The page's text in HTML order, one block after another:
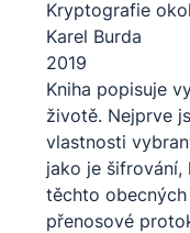
Kryptografie
Karel Burda
2019
Kniha popisuje
životě. Nejprve
vlastnosti
jako je šifrování,
těchto
přenosové